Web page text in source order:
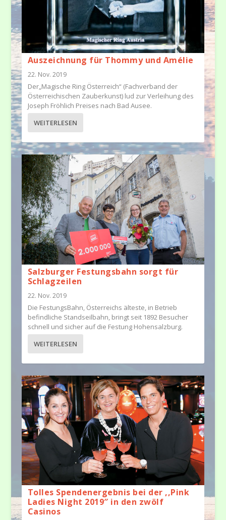
Auszeichnung für Thommy und Amélie
22. Nov. 2019
Der„Magische Ring Österreich“ (Fachverband der
Österreichischen Zauberkunst) lud zur Verleihung des
Joseph Fröhlich Preises nach Bad Ausee.
WEITERLESEN
Salzburger Festungsbahn sorgt für
Schlagzeilen
22. Nov. 2019
Die FestungsBahn, Österreichs älteste, in Betrieb
befindliche Standseilbahn, bringt seit 1892 Besucher
schnell und sicher auf die Festung Hohensalzburg.
WEITERLESEN
Tolles Spendenergebnis bei der ,,Pink
Ladies Night 2019″ in den zwölf
Casinos